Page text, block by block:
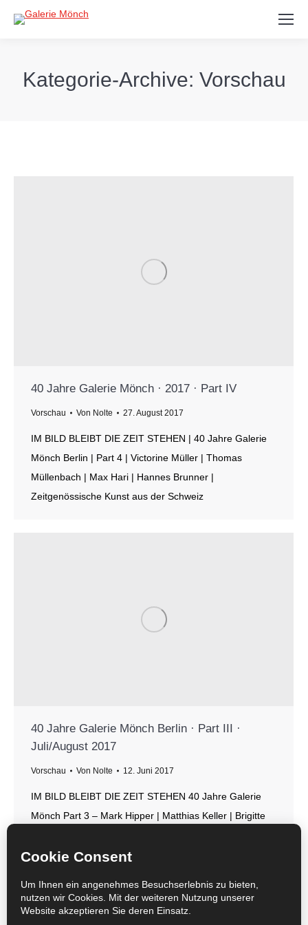
Search:
Kategorie-Archive: Vorschau
40 Jahre Galerie Mönch · 2017 · Part IV
Vorschau Von Nolte 27. August 2017
IM BILD BLEIBT DIE ZEIT STEHEN | 40 Jahre Galerie
Mönch Berlin | Part 4 | Victorine Müller | Thomas
Müllenbach | Max Hari | Hannes Brunner |
Zeitgenössische Kunst aus der Schweiz
40 Jahre Galerie Mönch Berlin · Part III ·
Juli/August 2017
Vorschau Von Nolte 12. Juni 2017
IM BILD BLEIBT DIE ZEIT STEHEN 40 Jahre Galerie
Mönch Part 3 – Mark Hipper | Matthias Keller | Brigitte
Szymczak | Barbara Camilla Tucholski